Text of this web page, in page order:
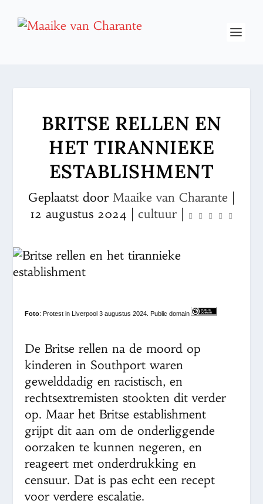
BRITSE RELLEN EN
HET TIRANNIEKE
ESTABLISHMENT
Geplaatst door Maaike van Charante
12 augustus 2024
cultuur|
Foto: Protest in Liverpool 3 augustus 2024. Public domain
De Britse rellen na de moord op
kinderen in Southport waren
gewelddadig en racistisch, en
rechtsextremisten stookten dit verder
op. Maar het Britse establishment
grijpt dit aan om de onderliggende
oorzaken te kunnen negeren, en
reageert met onderdrukking en
censuur. Dat is pas echt een recept
voor verdere escalatie.